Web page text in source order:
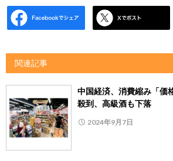
関連記事
中国経済、消費縮み「価
殺到、高級酒も下落
2024年9月7日